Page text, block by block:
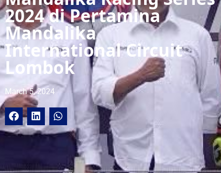
2024 di Pertamina
Mandalika
International Circuit
Lombok
March 5, 2024